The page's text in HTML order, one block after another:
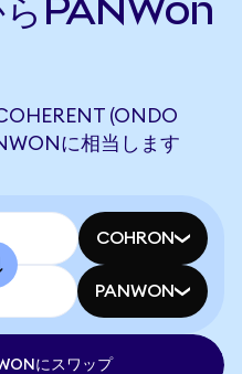
らPANWon
(ONDO
に相当します
COHRON
PANWON
にスワップ